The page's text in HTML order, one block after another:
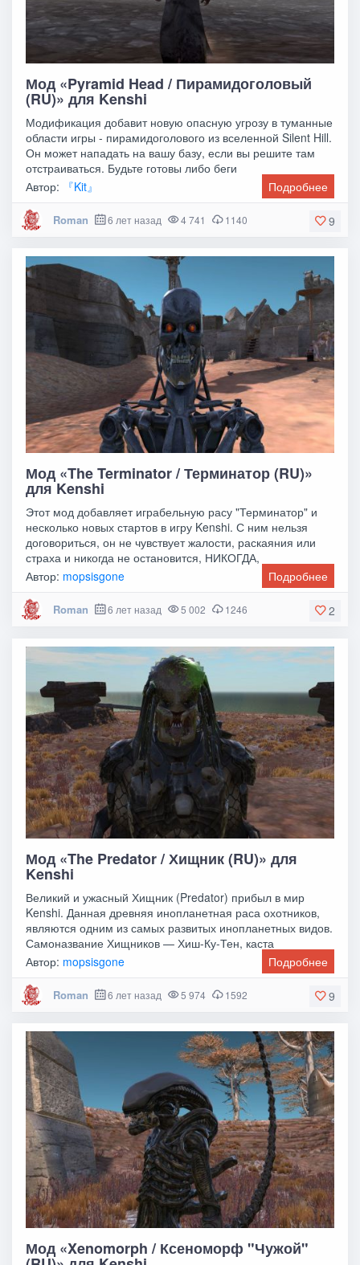
Мод «Pyramid Head / Пирамидоголовый
(RU)» для Kenshi
Модификация добавит новую опасную угрозу в туманные
области игры - пирамидоголового из вселенной Silent Hill.
Он может нападать на вашу базу, если вы решите там
отстраиваться. Будьте готовы либо беги
Автор:
『Kit』 Подробнее
9
Roman 6 лет назад 4 741 1140
Мод «The Terminator / Терминатор (RU)»
для Kenshi
Этот мод добавляет играбельную расу "Терминатор" и
несколько новых стартов в игру Kenshi. С ним нельзя
договориться, он не чувствует жалости, раскаяния или
страха и никогда не остановится, НИКОГДА,
Автор: mopsisgone Подробнее
2
Roman 6 лет назад 5 002 1246
Мод «The Predator / Хищник (RU)» для
Kenshi
Великий и ужасный Хищник (Predator) прибыл в мир
Kenshi. Данная древняя инопланетная раса охотников,
являются одним из самых развитых инопланетных видов.
Самоназвание Хищников — Хиш-Ку-Тен, каста
Автор: mopsisgone Подробнее
9
Roman 6 лет назад 5 974 1592
Мод «Xenomorph / Ксеноморф "Чужой"